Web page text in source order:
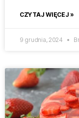
CZYTAJ WIĘCEJ »
9 grudnia, 2024